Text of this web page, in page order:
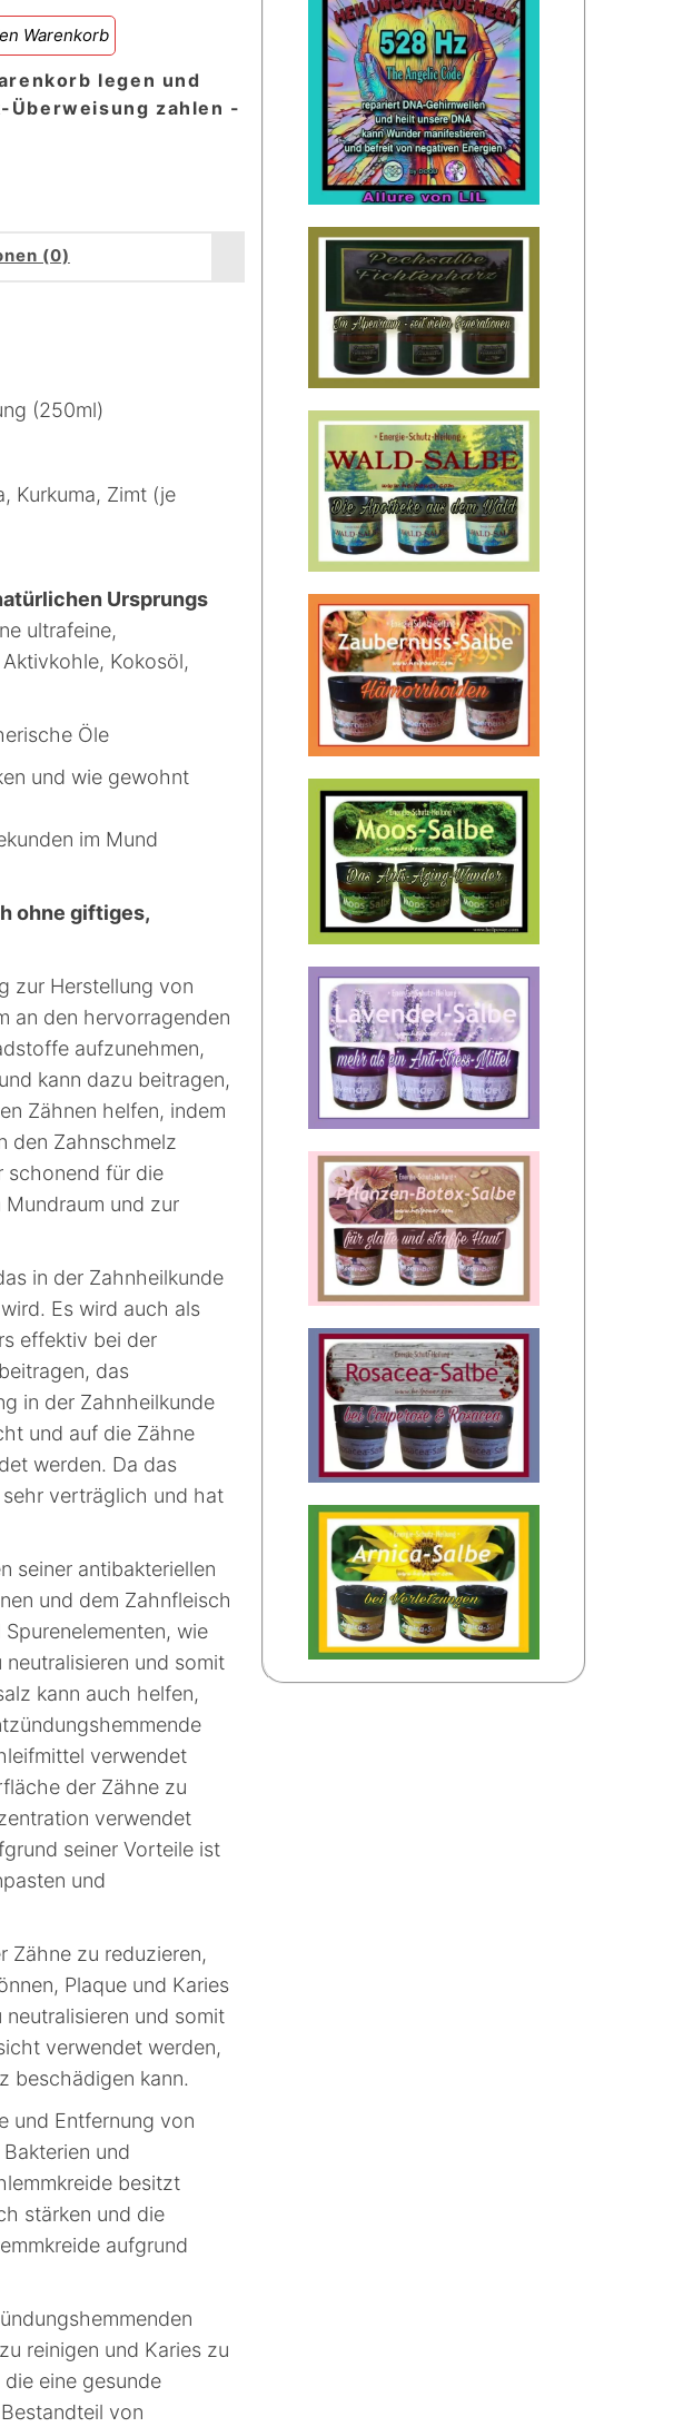
Warenkorb
legen und
Überweisung zahlen -
(0)
(250ml)
Kurkuma, Zimt (je
Ursprungs
ultrafeine,
Kokosöl,
Öle
und wie gewohnt
im Mund
ohne giftiges,
zur Herstellung von
an den hervorragenden
aufzunehmen,
kann dazu beitragen,
Zähnen helfen, indem
den Zahnschmelz
schonend für die
und zur
in der Zahnheilkunde
Es wird auch als
effektiv bei der
das
in der Zahnheilkunde
und auf die Zähne
werden. Da das
verträglich und hat
seiner antibakteriellen
und dem Zahnfleisch
wie
und somit
kann auch helfen,
verwendet
der Zähne zu
verwendet
seiner Vorteile ist
und
Zähne zu reduzieren,
Plaque und Karies
und somit
verwendet werden,
beschädigen kann.
und Entfernung von
und
besitzt
stärken und die
aufgrund
reinigen und Karies zu
eine gesunde
von